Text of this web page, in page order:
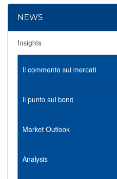
NEWS
Insights
Il commento sui mercati
Il punto sui bond
Market Outlook
Analysis